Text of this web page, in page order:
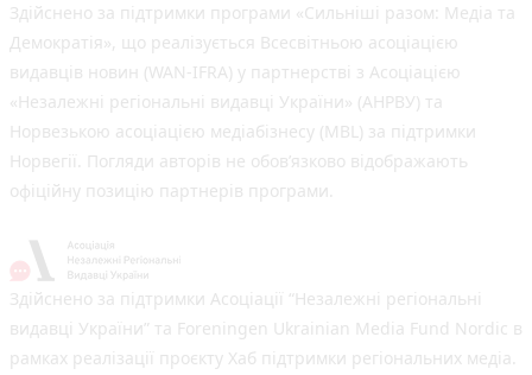
Здійснено за підтримки програми «Сильніші разом: Медіа та
Демократія», що реалізується Всесвітньою асоціацією
видавців новин (WAN-IFRA) у партнерстві з Асоціацією
«Незалежні регіональні видавці України» (АНРВУ) та
Норвезькою асоціацією медіабізнесу (MBL) за підтримки
Норвегії. Погляди авторів не обов’язково відображають
офіційну позицію партнерів програми.
Здійснено за підтримки Асоціації “Незалежні регіональні
видавці України” та Foreningen Ukrainian Media Fund Nordic в
рамках реалізації проєкту Хаб підтримки регіональних медіа.